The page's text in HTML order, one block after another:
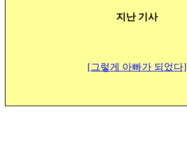
지난 기사
[그렇게 아빠가 되었다]